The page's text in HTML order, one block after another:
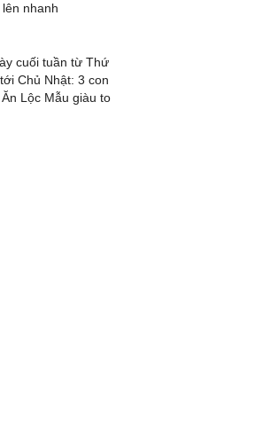
lên nhanh
cuối tuần từ Thứ
Chủ Nhật: 3 con
Lộc Mẫu giàu to